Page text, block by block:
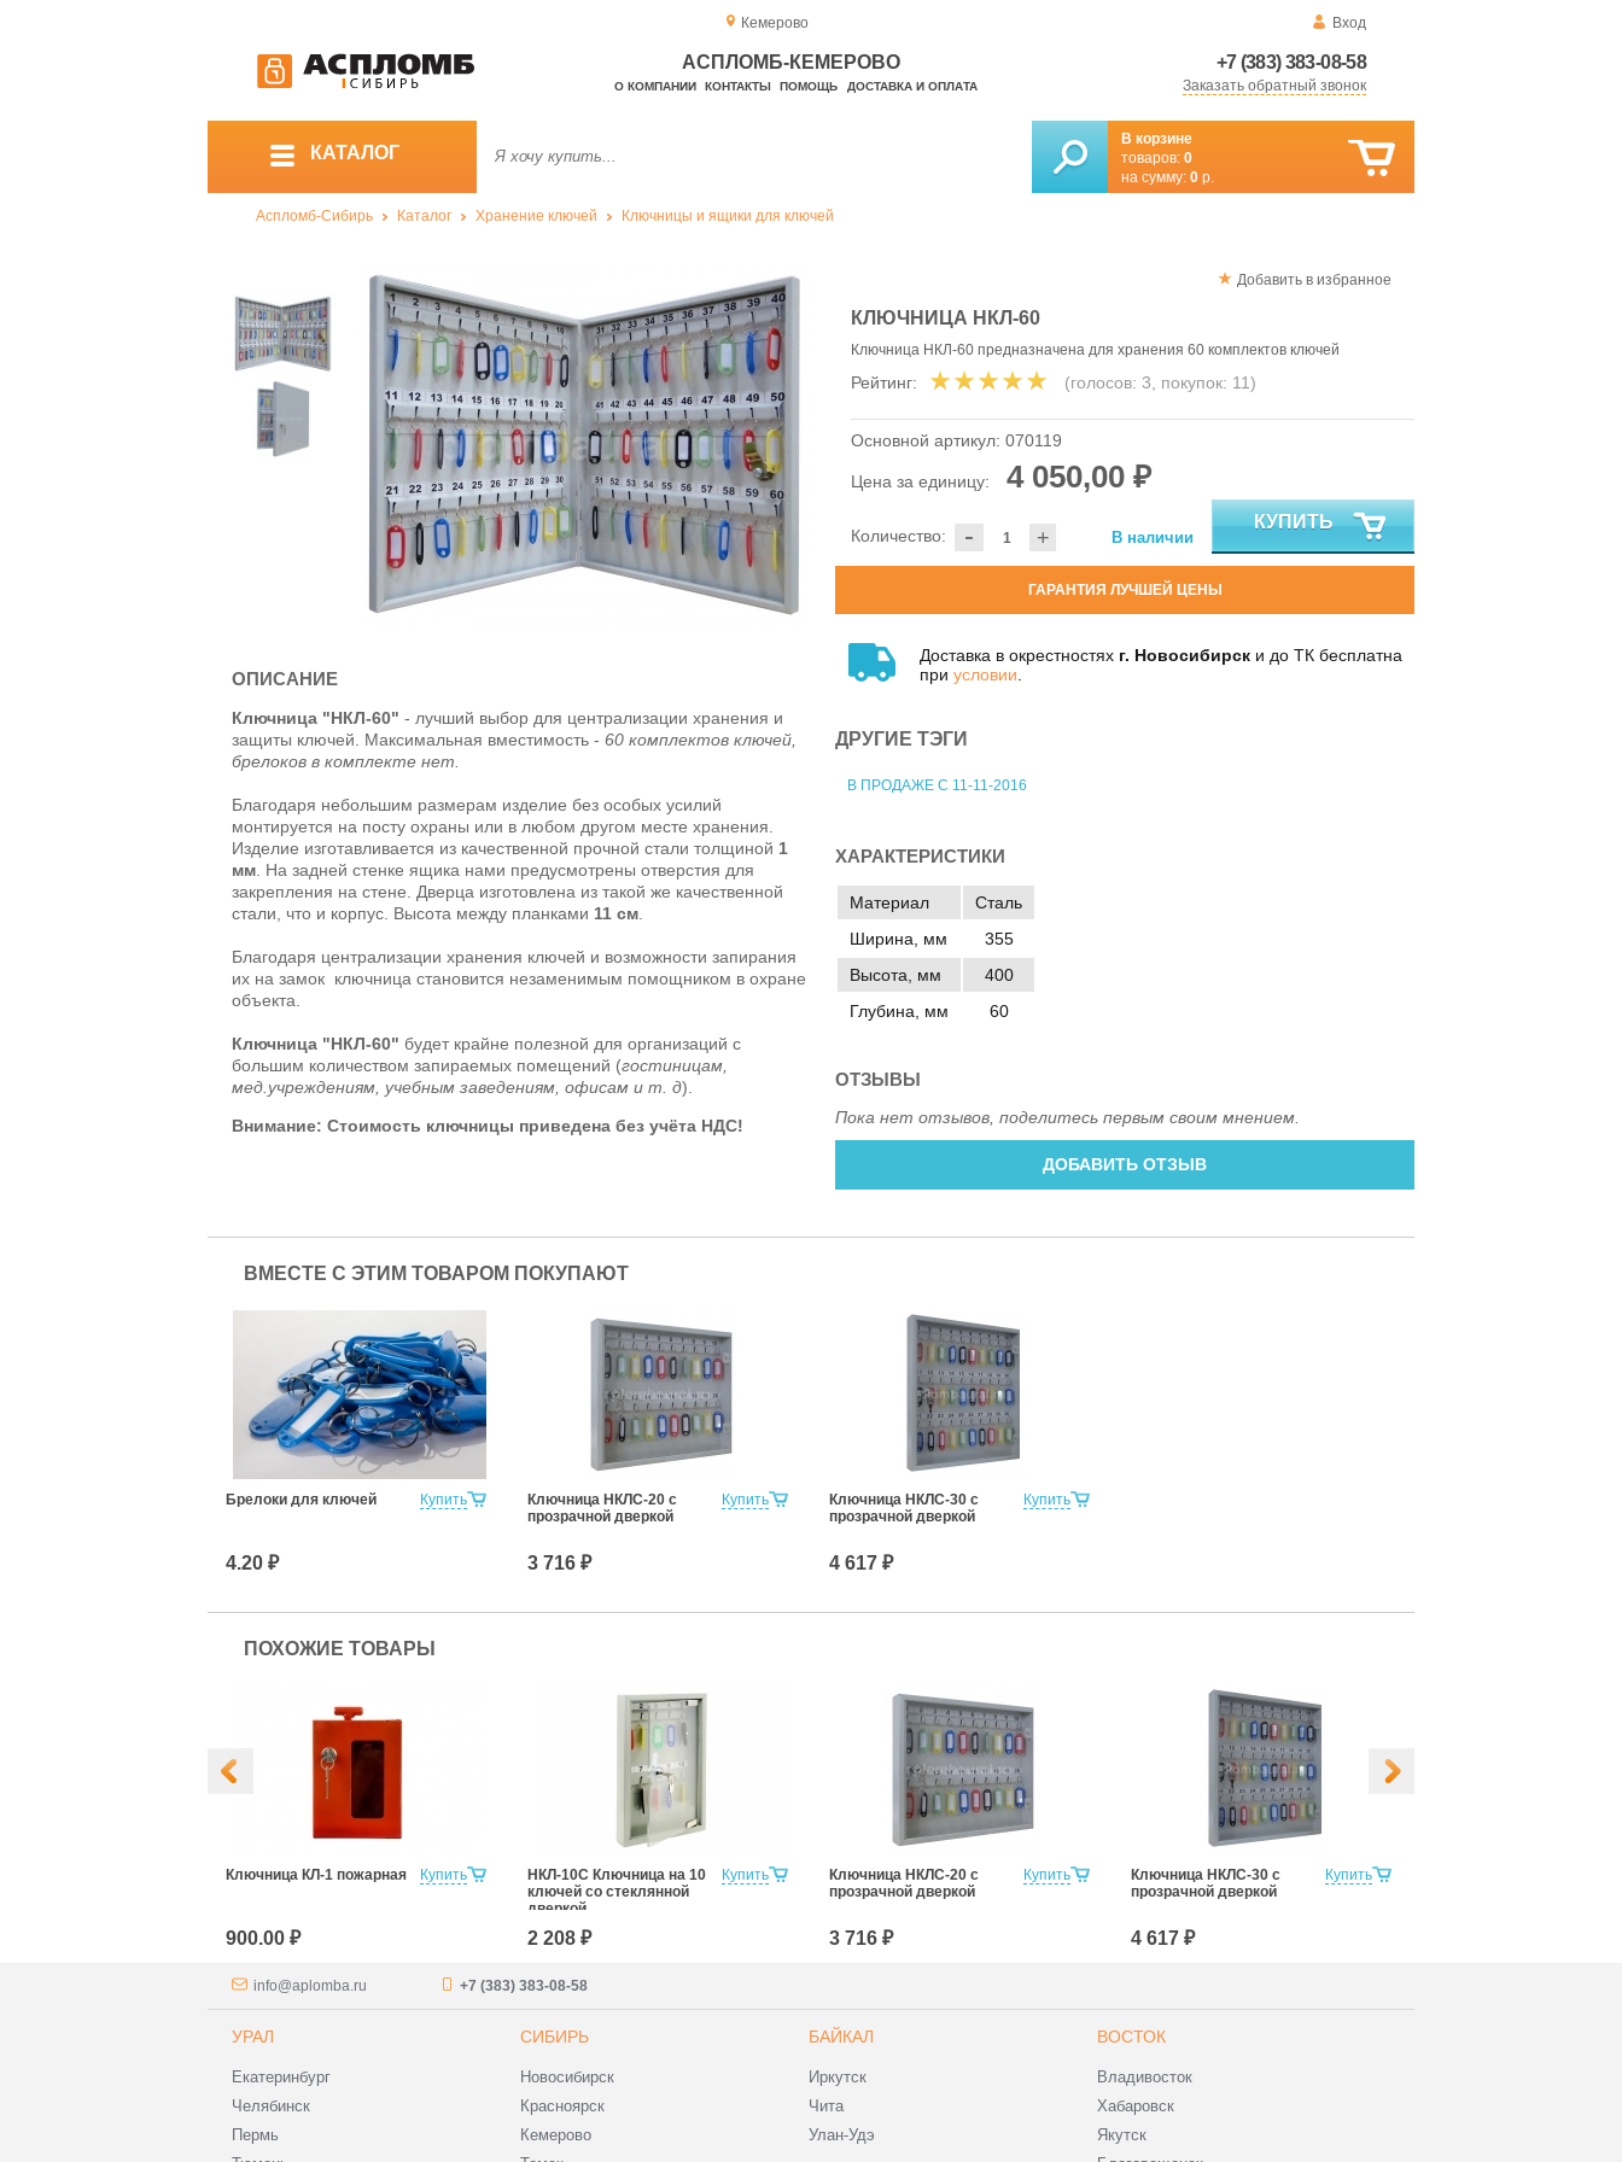
Кемерово Вход
+7 (383) 383-08-58
Заказать обратный звонок
АСПЛОМБ-КЕМЕРОВО
О КОМПАНИИ КОНТАКТЫ ПОМОЩЬ ДОСТАВКА И ОПЛАТА
КАТАЛОГ
В корзине
товаров: 0
на сумму: 0 р.
Аспломб-Сибирь Каталог Хранение ключей Ключницы и ящики для ключей
Добавить в избранное
КЛЮЧНИЦА НКЛ-60
Ключница НКЛ-60 предназначена для хранения 60 комплектов ключей
Рейтинг: (голосов: 3, покупок: 11)
Основной артикул: 070119
Цена за единицу: 4 050,00 ₽
- +
Количество: В наличии
КУПИТЬ
ГАРАНТИЯ ЛУЧШЕЙ ЦЕНЫ
Доставка в окрестностях г. Новосибирск и до ТК бесплатна
при условии
ДРУГИЕ ТЭГИ
В ПРОДАЖЕ С 11-11-2016
ОПИСАНИЕ
Ключница "НКЛ-60" - лучший выбор для централизации хранения и
защиты ключей. Максимальная вместимость - 60 комплектов ключей,
брелоков в комплекте нет.
Благодаря небольшим размерам изделие без особых усилий
монтируется на посту охраны или в любом другом месте хранения.
Изделие изготавливается из качественной прочной стали толщиной 1
мм . На задней стенке ящика нами предусмотрены отверстия для
закрепления на стене. Дверца изготовлена из такой же качественной
стали, что и корпус. Высота между планками 11 см
Благодаря централизации хранения ключей и возможности запирания
их на замок ключница становится незаменимым помощником в охране
объекта.
Ключница "НКЛ-60" будет крайне полезной для организаций с
большим количеством запираемых помещений (гостиницам
мед.учреждениям, учебным заведениям, офисам и т. д).
Внимание: Стоимость ключницы приведена без учёта НДС!
ХАРАКТЕРИСТИКИ
Материал
Сталь
Ширина, мм
355
Высота, мм
400
Глубина, мм
60
ОТЗЫВЫ
Пока нет отзывов, поделитесь первым своим мнением.
ДОБАВИТЬ ОТЗЫВ
ВМЕСТЕ С ЭТИМ ТОВАРОМ ПОКУПАЮТ
Купить
Брелоки для ключей
4.20 ₽
Купить
Ключница НКЛС-20 с
прозрачной дверкой
3 716 ₽
Купить
Ключница НКЛС-30 с
прозрачной дверкой
4 617 ₽
ПОХОЖИЕ ТОВАРЫ
Купить
Ключница КЛ-1 пожарная
900.00 ₽
Купить
НКЛ-10С Ключница на 10
ключей со стеклянной
дверкой
2 208 ₽
Купить
Ключница НКЛС-20 с
прозрачной дверкой
3 716 ₽
Купить
Ключница НКЛС-30 с
прозрачной дверкой
4 617 ₽
info@aplomba.ru +7 (383) 383-08-58
УРАЛ
Екатеринбург
Челябинск
Пермь
СИБИРЬ
Новосибирск
Красноярск
Кемерово
БАЙКАЛ
Иркутск
Чита
Улан-Удэ
ВОСТОК
Владивосток
Хабаровск
Якутск